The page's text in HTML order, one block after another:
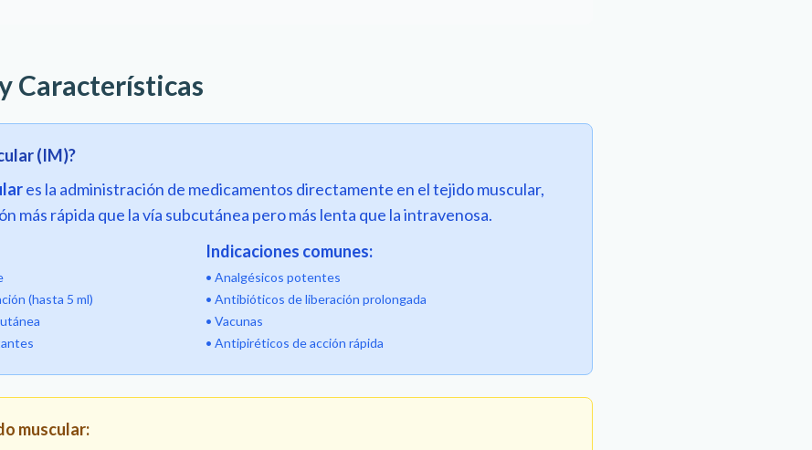
Características
(IM)?
es la administración de medicamentos directamente en el tejido muscular,
más rápida que la vía subcutánea pero más lenta que la intravenosa.
(hasta 5 ml)
Indicaciones comunes:
• Analgésicos potentes
• Antibióticos de liberación prolongada
• Vacunas
• Antipiréticos de acción rápida
muscular: